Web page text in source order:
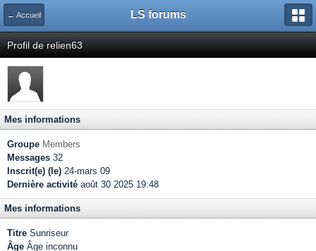
← Accueil LS forums
Profil de relien63
Mes informations
Groupe Members
Messages 32
Inscrit(e) (le) 24-mars 09
Dernière activité août 30 2025 19:48
Mes informations
Titre Sunriseur
Âge Âge inconnu